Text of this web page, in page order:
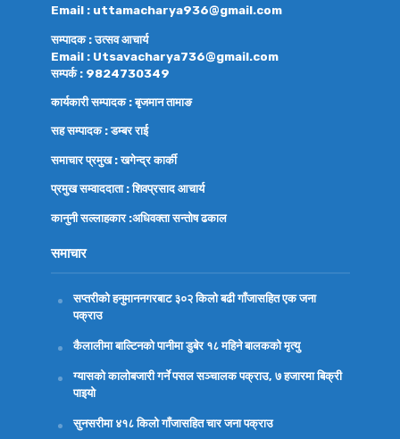
Email : uttamacharya936@gmail.com
सम्पादक : उत्सव आचार्य
Email : Utsavacharya736@gmail.com
सम्पर्क : 9824730349
कार्यकारी सम्पादक : बृजमान तामाङ
सह सम्पादक : डम्बर राई
समाचार प्रमुख : खगेन्द्र कार्की
प्रमुख सम्वाददाता : शिवप्रसाद आचार्य
कानुनी सल्लाहकार :अधिवक्तासन्तोष ढकाल
समाचार
सप्तरीको हनुमाननगरबाट ३०२ किलो बढी गाँजासहित एक जना
पक्राउ
कैलालीमा बाल्टिनको पानीमा डुबेर १८ महिने बालकको मृत्यु
ग्यासको कालोबजारी गर्ने पसल सञ्चालक पक्राउ, ७ हजारमा बिक्री
पाइयो
सुनसरीमा ४१८ किलो गाँजासहित चार जना पक्राउ